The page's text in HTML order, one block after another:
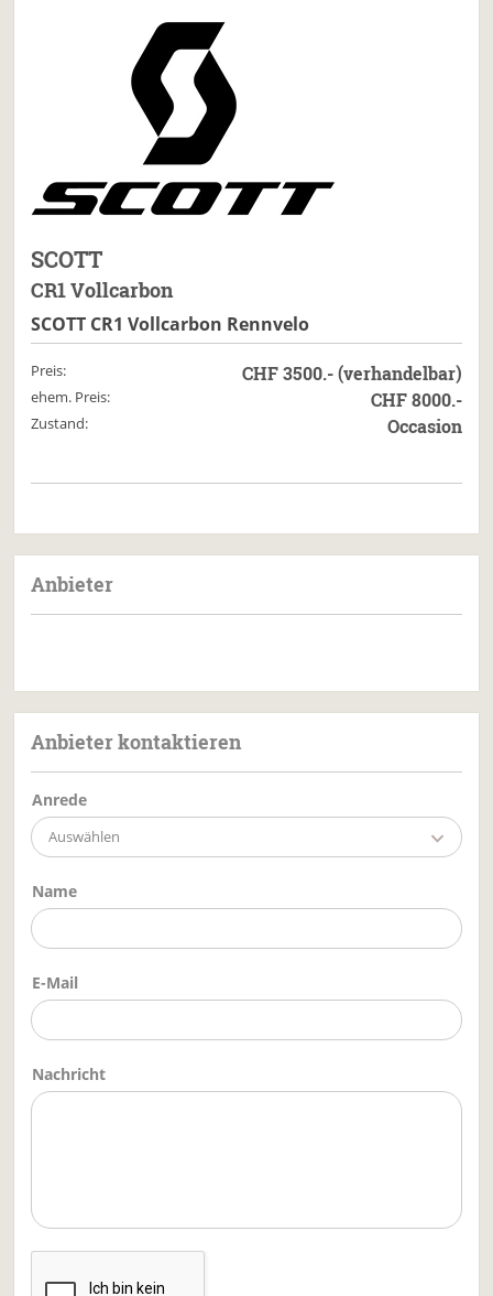
SCOTT
CR1 Vollcarbon
SCOTT CR1 Vollcarbon Rennvelo
Preis: CHF 3500.- (verhandelbar)
ehem. Preis: CHF 8000.-
Zustand: Occasion
Anbieter
Anbieter kontaktieren
Anrede
Auswählen
Name
E-Mail
Nachricht